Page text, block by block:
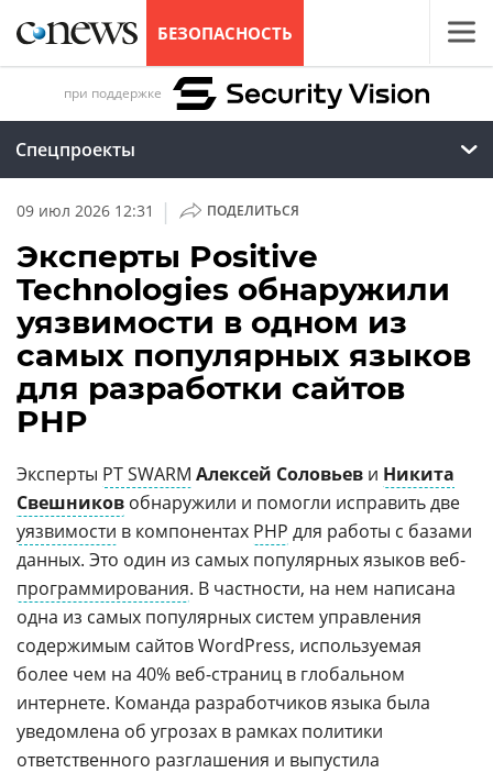
БЕЗОПАСНОСТЬ
при поддержке
Спецпроекты
09 июл 2026 12:31 | ПОДЕЛИТЬСЯ
Эксперты Positive
Technologies обнаружили
уязвимости в одном из
самых популярных языков
для разработки сайтов
PHP
Эксперты PT SWARM Алексей Соловьев и Никита
Свешников обнаружили и помогли исправить две
уязвимости в компонентах PHP для работы с базами
данных. Это один из самых популярных языков веб-
программирования. В частности, на нем написана
одна из самых популярных систем управления
содержимым сайтов WordPress, используемая
более чем на 40% веб-страниц в глобальном
интернете. Команда разработчиков языка была
уведомлена об угрозах в рамках политики
ответственного разглашения и выпустила